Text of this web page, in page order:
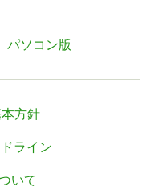
パソコン版
方針
ライン
いて